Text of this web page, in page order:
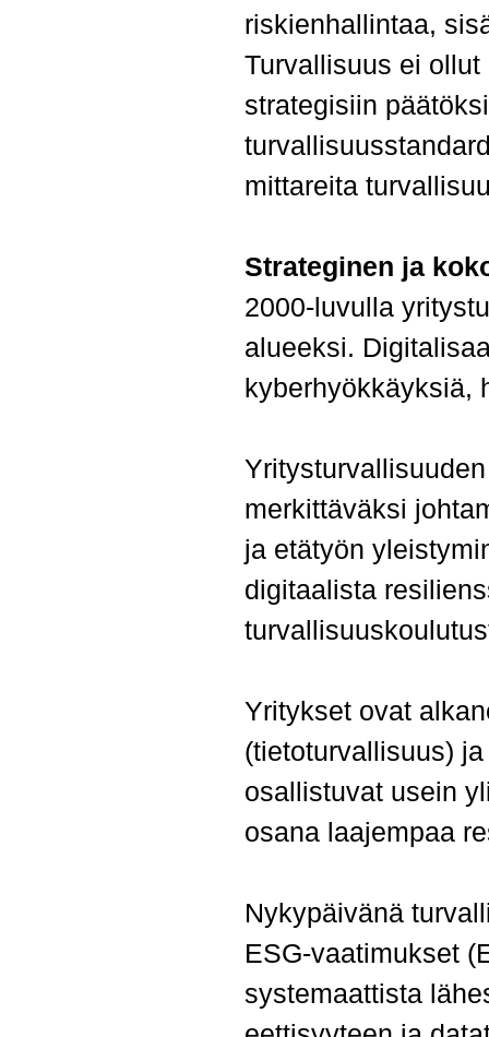
riskienhallintaa,
Turvallisuus ei
strategisiin
mittareita
Strateginen ja
2000-luvulla
alueeksi.
kyberhyökkäyksiä,
merkittäväksi
ja etätyön
digitaalista
Yritykset ovat
(tietoturvallisuus)
osallistuvat usein
osana laajempaa
Nykypäivänä
ESG-vaatimukset
systemaattista